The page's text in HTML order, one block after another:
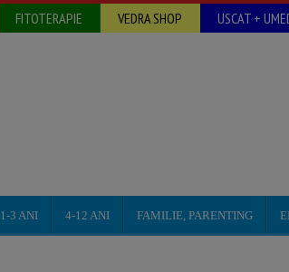
FITOTERAPIE VEDRA SHOP USCAT +
1-3 ANI 4-12 ANI FAMILIE, PARENTING